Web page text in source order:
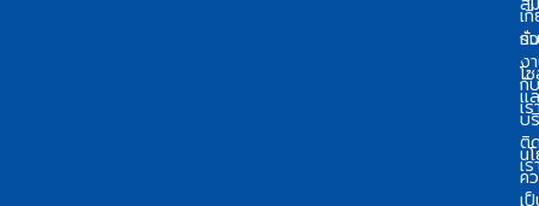
เ
กับ
โ
แ
บ
น
ค
เ
ร่
ง
กับ
เร
ติ
เร